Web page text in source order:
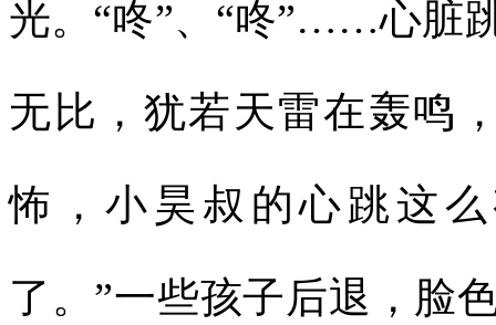
光。“咚”、“咚”……心脏
无比，犹若天雷在轰鸣
怖，小昊叔的心跳这
了。”一些孩子后退，脸